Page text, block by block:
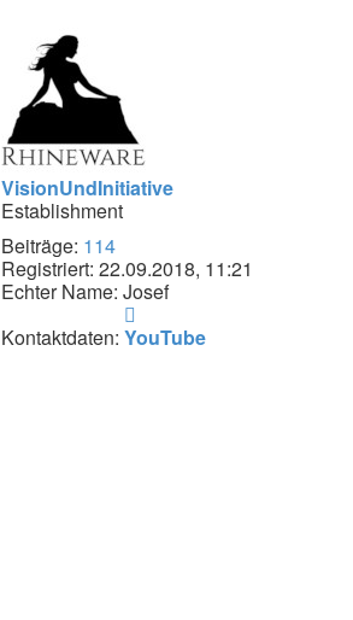
VisionUndInitiative
Establishment
Beiträge: 114
Registriert: 22.09.2018, 11:21
Echter Name: Josef
Kontaktdaten:
von
YouTube